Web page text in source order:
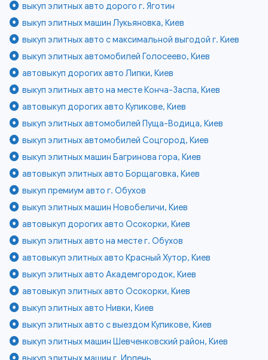
выкуп элитных авто дорого г. Яготин
выкуп элитных машин Лукьяновка, Киев
выкуп элитных авто с максимальной выгодой г. Киев
выкуп элитных автомобилей Голосеево, Киев
автовыкуп дорогих авто Липки, Киев
выкуп элитных авто на месте Конча-Заспа, Киев
автовыкуп дорогих авто Куликове, Киев
выкуп элитных автомобилей Пуща-Водица, Киев
выкуп элитных автомобилей Соцгород, Киев
выкуп элитных машин Багринова гора, Киев
автовыкуп элитных авто Борщаговка, Киев
выкуп премиум авто г. Обухов
выкуп элитных машин Новобеличи, Киев
автовыкуп дорогих авто Осокорки, Киев
выкуп элитных авто на месте г. Обухов
автовыкуп элитных авто Красный Хутор, Киев
выкуп элитных авто Академгородок, Киев
автовыкуп элитных авто Осокорки, Киев
выкуп элитных авто Нивки, Киев
выкуп элитных авто с выездом Куликове, Киев
выкуп элитных машин Шевченковский район, Киев